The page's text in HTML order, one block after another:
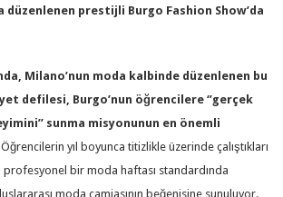
düzenlenen prestijli Burgo Fashion Show’da
Milano’nun moda kalbinde düzenlenen bu
defilesi, Burgo’nun öğrencilere ‘’gerçek
sunma misyonunun en önemli
Öğrencilerin yıl boyunca titizlikle üzerinde çalıştıkları
bir moda haftası standardında
moda camiasının beğenisine sunuluyor.